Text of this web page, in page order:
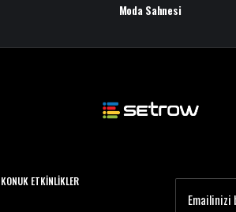
Moda Sahnesi
ETKINLIKLER